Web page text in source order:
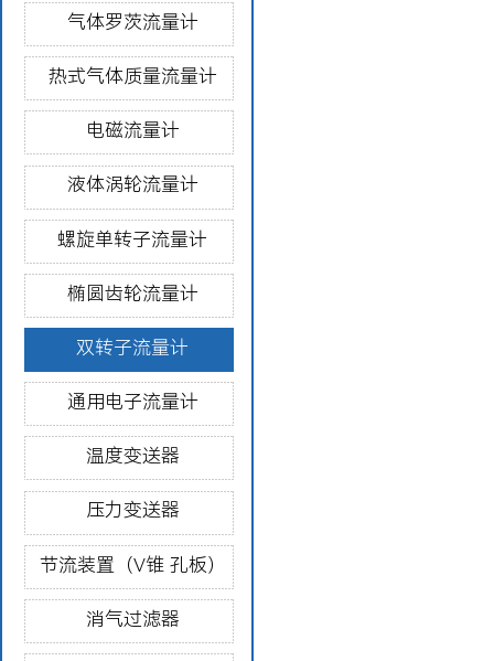
气体罗茨流量计
热式气体质量流量计
电磁流量计
液体涡轮流量计
螺旋单转子流量计
椭圆齿轮流量计
双转子流量计
通用电子流量计
温度变送器
压力变送器
节流装置（V锥 孔板）
消气过滤器